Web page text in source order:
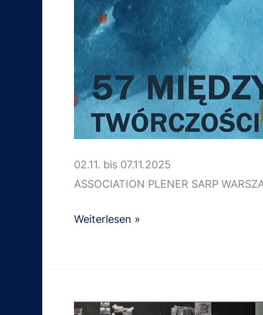
02.11. bis 07.11.2025
ASSOCIATION PLENER SARP
Autumn
Weiterlesen »